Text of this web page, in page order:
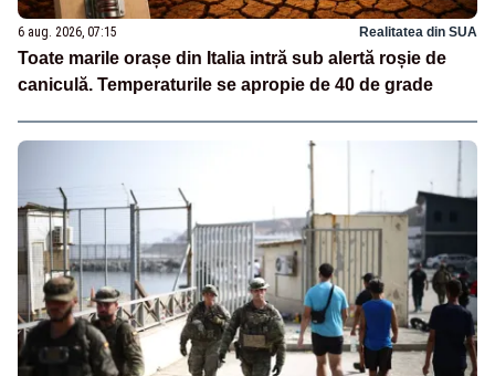
6 aug. 2026, 07:15 Realitatea din SUA
Toate marile orașe din Italia intră sub alertă roșie de
caniculă. Temperaturile se apropie de 40 de grade